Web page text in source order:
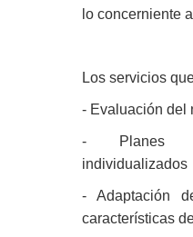
lo concerniente
Los servicios
- Evaluación del
- Planes
individualizados
- Adaptación
características